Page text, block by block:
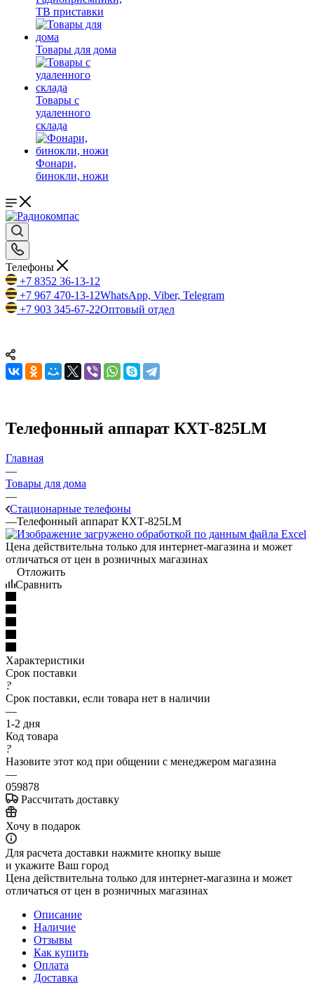
ТВ приставки
Товары для дома
Товары с
удаленного
склада
Фонари,
бинокли, ножи
Телефоны
+7 8352 36-13-12
+7 967 470-13-12WhatsApp, Viber, Telegram
+7 903 345-67-22Оптовый отдел
Телефонный аппарат КХТ-825LM
Главная
—
Товары для дома
—
Стационарные телефоны
—Телефонный аппарат КХТ-825LM
Цена действительна только для интернет-магазина и может
отличаться от цен в розничных магазинах
Отложить
Сравнить
Характеристики
Срок поставки
?
Срок поставки, если товара нет в наличии
—
1-2 дня
Код товара
?
Назовите этот код при общении с менеджером магазина
—
059878
Рассчитать доставку
Хочу в подарок
Для расчета доставки нажмите кнопку выше
и укажите Ваш город
Цена действительна только для интернет-магазина и может
отличаться от цен в розничных магазинах
Описание
Наличие
Отзывы
Как купить
Оплата
Доставка